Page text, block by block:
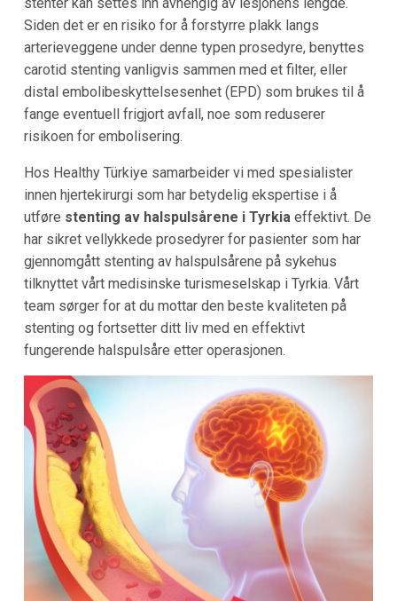
Siden det er en risiko for å forstyrre plakk langs
arterieveggene under denne typen prosedyre, benyttes
carotid stenting vanligvis sammen med et filter, eller
distal embolibeskyttelsesenhet (EPD) som brukes til å
fange eventuell frigjort avfall, noe som reduserer
risikoen for embolisering.
Hos Healthy Türkiye samarbeider vi med spesialister
innen hjertekirurgi som har betydelig ekspertise i å
utføre stenting av halspulsårene i Tyrkia effektivt. De
har sikret vellykkede prosedyrer for pasienter som har
gjennomgått stenting av halspulsårene på sykehus
tilknyttet vårt medisinske turismeselskap i Tyrkia. Vårt
team sørger for at du mottar den beste kvaliteten på
stenting og fortsetter ditt liv med en effektivt
fungerende halspulsåre etter operasjonen.